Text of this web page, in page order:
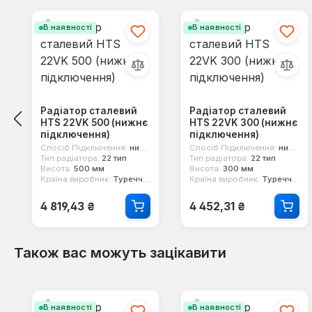
В наявності
Радіатор сталевий
HTS 22VK 500 (нижнє
підключення)
Спосіб Підключення: нижнє
Тип радіатора: 22 тип
Висота: 500 мм
Країна виробник: Туреччина
Звичайна ціна:
4 819,43 ₴
В наявності
Радіатор сталевий
HTS 22VK 300 (нижнє
підключення)
Спосіб Підключення: нижнє
Тип радіатора: 22 тип
Висота: 300 мм
Країна виробник: Туреччина
Звичайна ціна:
4 452,31 ₴
Також вас можуть зацікавити
В наявності В наявності